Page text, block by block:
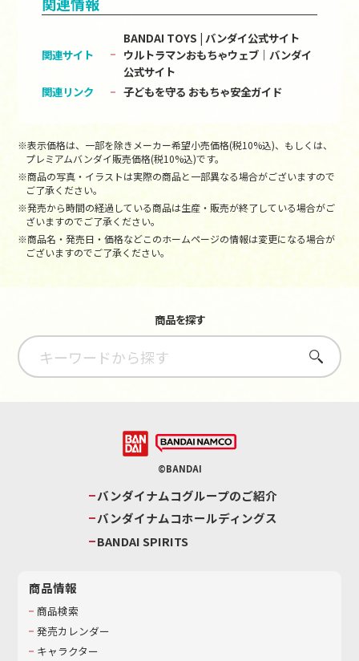
関連サイト
BANDAI TOYS | バンダイ公式サイト
ウルトラマンおもちゃウェブ｜バンダイ
公式サイト
関連リンク
子どもを守る おもちゃ安全ガイド
※表示価格は、一部を除きメーカー希望小売価格(税10%込)、もしくは、
プレミアムバンダイ販売価格(税10%込)です。
※商品の写真・イラストは実際の商品と一部異なる場合がございますので
ご了承ください。
※発売から時間の経過している商品は生産・販売が終了している場合がご
ざいますのでご了承ください。
※商品名・発売日・価格などこのホームページの情報は変更になる場合が
ございますのでご了承ください。
商品を探す
さがす
©BANDAI
バンダイナムコグループのご紹介
バンダイナムコホールディングス
BANDAI SPIRITS
商品情報
商品検索
発売カレンダー
キャラクター